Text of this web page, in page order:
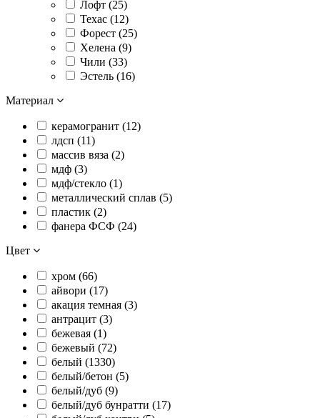
Лофт (25)
Техас (12)
Форест (25)
Хелена (9)
Чили (33)
Эстель (16)
Материал
керамогранит (12)
лдсп (11)
массив вяза (2)
мдф (3)
мдф/стекло (1)
металлический сплав (5)
пластик (2)
фанера ФСФ (24)
Цвет
хром (66)
айвори (17)
акация темная (3)
антрацит (3)
бежевая (1)
бежевый (72)
белый (1330)
белый/бетон (5)
белый/дуб (9)
белый/дуб бунратти (17)